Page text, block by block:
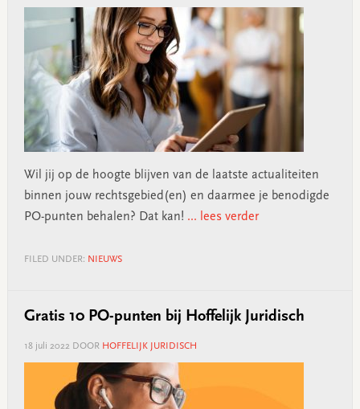
Wil jij op de hoogte blijven van de laatste actualiteiten
binnen jouw rechtsgebied(en) en daarmee je benodigde
PO-punten behalen? Dat kan! ... lees verder
FILED UNDER: NIEUWS
Gratis 10 PO-punten bij Hoffelijk Juridisch
18 juli 2022 DOOR HOFFELIJK JURIDISCH